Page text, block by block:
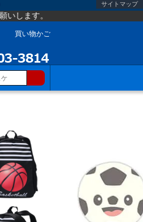
サイトマップ
買い物かご